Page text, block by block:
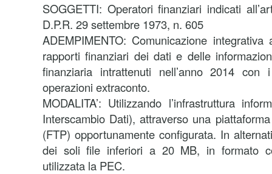
SOGGETTI: Operatori finanziari indicati
D.P.R. 29 settembre 1973, n. 605
ADEMPIMENTO: Comunicazione integrativa
rapporti finanziari dei dati e delle
finanziaria intrattenuti nell’anno 2014
operazioni extraconto.
MODALITA’: Utilizzando l’infrastruttura
Interscambio Dati), attraverso una
(FTP) opportunamente configurata. In
dei soli file inferiori a 20 MB, in formato
utilizzata la PEC.